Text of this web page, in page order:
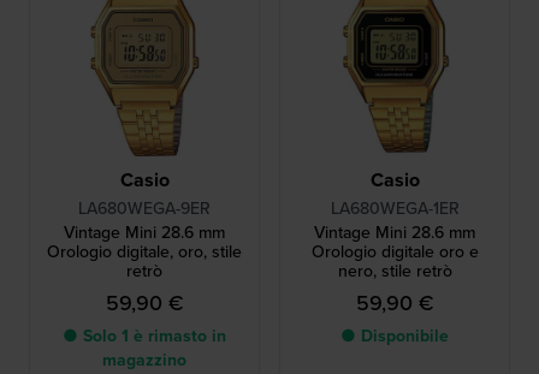
Casio
LA680WEGA-9ER
Vintage Mini 28.6 mm
Orologio digitale, oro, stile
retrò
59,90 €
● Solo 1 è rimasto in
magazzino
Casio
LA680WEGA-1ER
Vintage Mini 28.6 mm
Orologio digitale oro e
nero, stile retrò
59,90 €
● Disponibile